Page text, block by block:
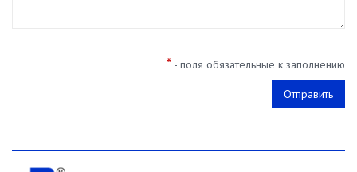
* - поля обязательные к заполнению